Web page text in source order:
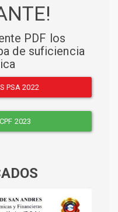
PDF los
de suficiencia
PSA 2022
2023